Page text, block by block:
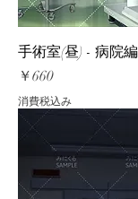
手術室(昼) - 病院
価格
￥660
消費税込み